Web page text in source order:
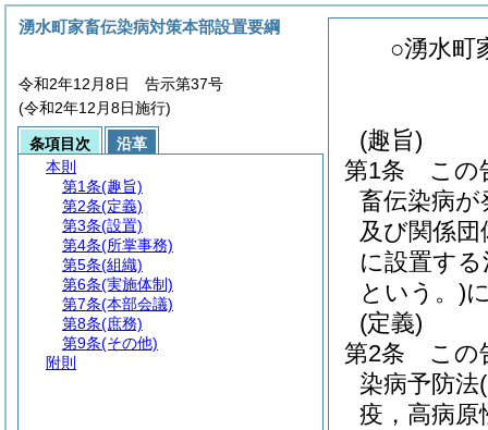
○湧水町
(趣旨)
第1条
この
畜伝染病
及び関係
に設置す
という。)
(定義)
第2条
この
染病予防法
疫，高病
湧水町家畜伝染病対策本部設置要綱
令和2年12月8日 告示第37号
(令和2年12月8日施行)
条項目次
沿革
本則
第1条(趣旨)
第2条(定義)
第3条(設置)
第4条(所掌事務)
第5条(組織)
第6条(実施体制)
第7条(本部会議)
第8条(庶務)
第9条(その他)
附則